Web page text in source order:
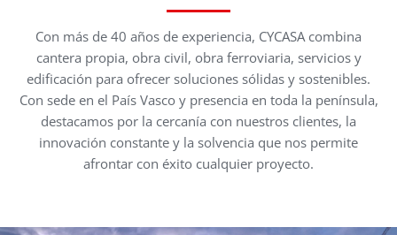
Con más de 40 años de experiencia, CYCASA combina
cantera propia, obra civil, obra ferroviaria, servicios y
edificación para ofrecer soluciones sólidas y sostenibles.
Con sede en el País Vasco y presencia en toda la península,
destacamos por la cercanía con nuestros clientes, la
innovación constante y la solvencia que nos permite
afrontar con éxito cualquier proyecto.